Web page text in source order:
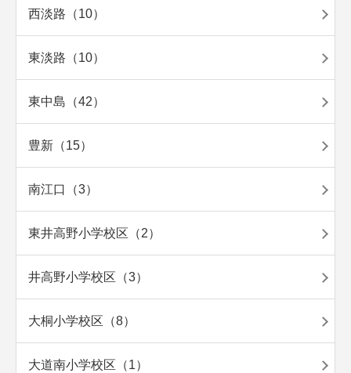
西淡路（10）
東淡路（10）
東中島（42）
豊新（15）
南江口（3）
東井高野小学校区（2）
井高野小学校区（3）
大桐小学校区（8）
大道南小学校区（1）